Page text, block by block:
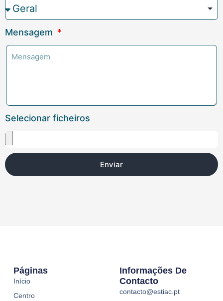
Mensagem
Selecionar ficheiros
Enviar
Páginas
Início
Centro
Informações De
Contacto
contacto@estiac.pt